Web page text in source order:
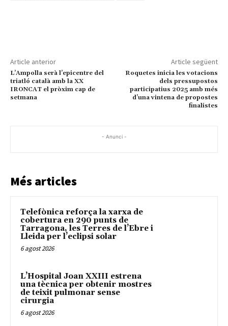
Article anterior
L’Ampolla serà l’epicentre del
triatló català amb la XX
IRONCAT el pròxim cap de
setmana
Article següent
Roquetes inicia les votacions
dels pressupostos
participatius 2025 amb més
d’una vintena de propostes
finalistes
- Anunci -
Més articles
Telefònica reforça la xarxa de
cobertura en 290 punts de
Tarragona, les Terres de l’Ebre i
Lleida per l’eclipsi solar
6 agost 2026
L’Hospital Joan XXIII estrena
una tècnica per obtenir mostres
de teixit pulmonar sense
cirurgia
6 agost 2026